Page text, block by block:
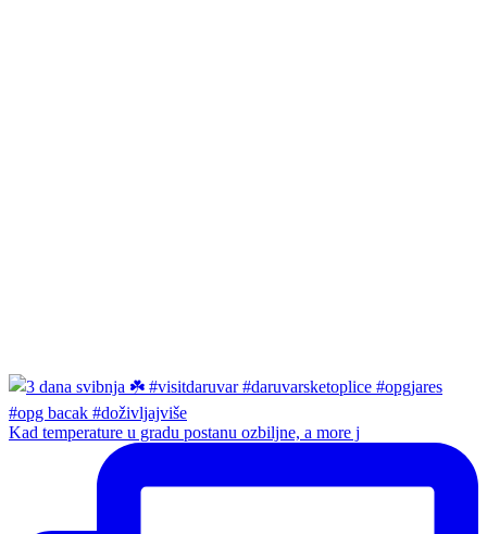
Kad temperature u gradu postanu ozbiljne, a more j